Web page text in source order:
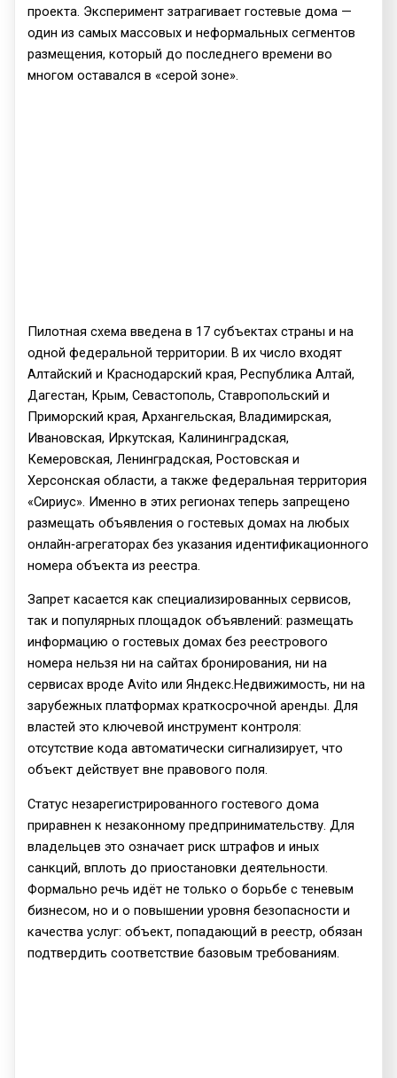
проекта. Эксперимент затрагивает гостевые дома —
один из самых массовых и неформальных сегментов
размещения, который до последнего времени во
многом оставался в «серой зоне».
Пилотная схема введена в 17 субъектах страны и на
одной федеральной территории. В их число входят
Алтайский и Краснодарский края, Республика Алтай,
Дагестан, Крым, Севастополь, Ставропольский и
Приморский края, Архангельская, Владимирская,
Ивановская, Иркутская, Калининградская,
Кемеровская, Ленинградская, Ростовская и
Херсонская области, а также федеральная территория
«Сириус». Именно в этих регионах теперь запрещено
размещать объявления о гостевых домах на любых
онлайн‑агрегаторах без указания идентификационного
номера объекта из реестра.
Запрет касается как специализированных сервисов,
так и популярных площадок объявлений: размещать
информацию о гостевых домах без реестрового
номера нельзя ни на сайтах бронирования, ни на
сервисах вроде Avito или Яндекс.Недвижимость, ни на
зарубежных платформах краткосрочной аренды. Для
властей это ключевой инструмент контроля:
отсутствие кода автоматически сигнализирует, что
объект действует вне правового поля.
Статус незарегистрированного гостевого дома
приравнен к незаконному предпринимательству. Для
владельцев это означает риск штрафов и иных
санкций, вплоть до приостановки деятельности.
Формально речь идёт не только о борьбе с теневым
бизнесом, но и о повышении уровня безопасности и
качества услуг: объект, попадающий в реестр, обязан
подтвердить соответствие базовым требованиям.